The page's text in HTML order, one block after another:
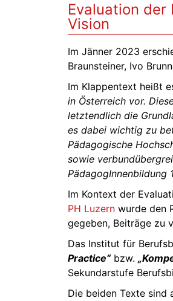
Evaluation der
Vision
Im Jänner 2023
Braunsteiner, Ivo
Im Klappentext heißt
in Österreich vor.
letztendlich die
es dabei wichtig zu
Pädagogische
sowie
PädagogInnenbildung
Im Kontext der
PH Luzern wurde den
gegeben, Beiträge zu
Das Institut für
Practice“bzw.
Sekundarstufe
Die beiden Texte sind